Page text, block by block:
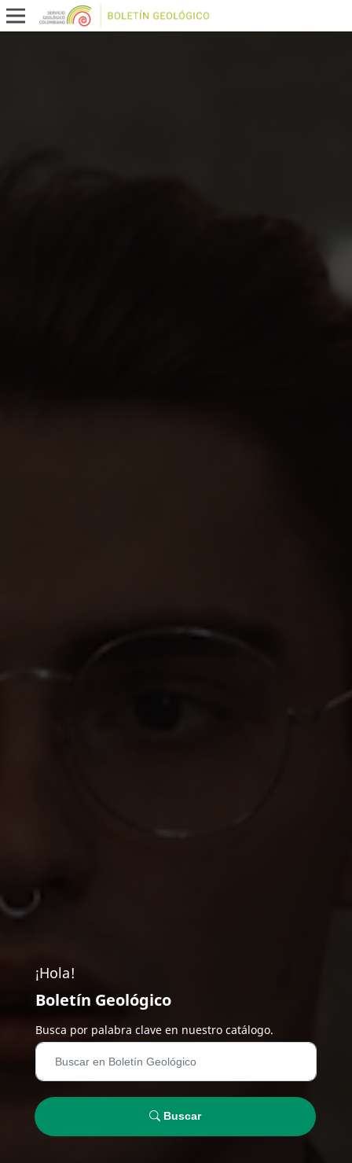
¡Hola!
Boletín Geológico
Busca por palabra clave en nuestro catálogo.
Buscar